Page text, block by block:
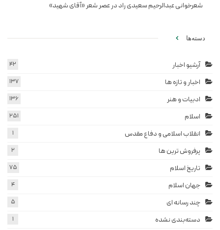
شعرخوانی عبدالرحیم سعیدی راد در عصر شعر «آقای شهید»
دسته‌ها
آرشیو اخبار 42
اخبار و تازه ها 137
ادبیات و هنر 136
اسلام 251
انقلاب اسلامی و دفاع مقدس 1
پرفروش ترین ها 2
تاریخ اسلام 75
جهان اسلام 4
چند رسانه ای 5
دسته‌بندی نشده 1